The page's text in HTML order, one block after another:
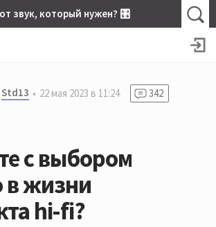
звук, который нужен? 🎛
Std13 22 мая 2023 в 11:24
342
с выбором
в жизни
hi-fi?